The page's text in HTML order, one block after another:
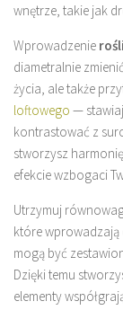
wnętrze, takie jak
Wprowadzenie
diametralnie
życia, ale także
loftowego —
kontrastować z
stworzysz
efekcie wzbogaci
Utrzymuj
które wprowadzają
mogą być
Dzięki temu
elementy